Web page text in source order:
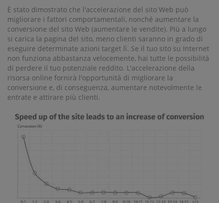
È stato dimostrato che l'accelerazione del sito Web può
migliorare i fattori comportamentali, nonché aumentare la
conversione del sito Web (aumentare le vendite). Più a lungo
si carica la pagina del sito, meno clienti saranno in grado di
eseguire determinate azioni target lì. Se il tuo sito su Internet
non funziona abbastanza velocemente, hai tutte le possibilità
di perdere il tuo potenziale reddito. L'accelerazione della
risorsa online fornirà l'opportunità di migliorare la
conversione e, di conseguenza, aumentare notevolmente le
entrate e attirare più clienti.